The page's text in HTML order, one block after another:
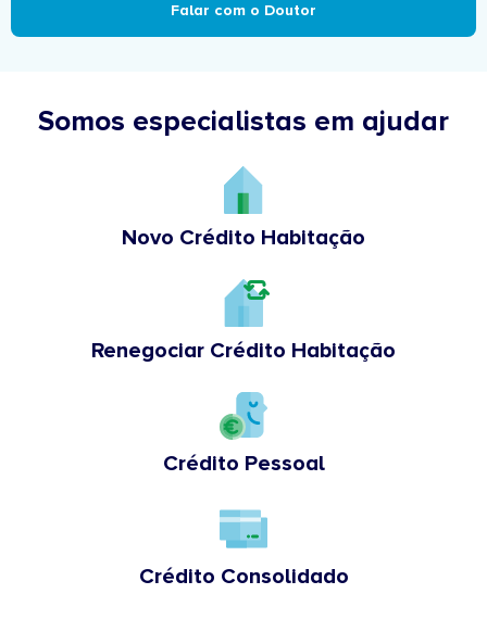
Falar com o Doutor
Somos especialistas em ajudar
Novo Crédito Habitação
Renegociar Crédito Habitação
Crédito Pessoal
Crédito Consolidado